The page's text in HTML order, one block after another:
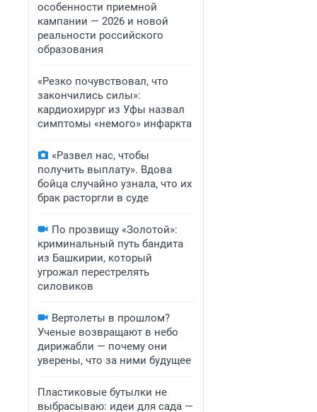
особенности приемной
кампании — 2026 и новой
реальности российского
образования
«Резко почувствовал, что
закончились силы»:
кардиохирург из Уфы назвал
симптомы «немого» инфаркта
«Развел нас, чтобы
получить выплату». Вдова
бойца случайно узнала, что их
брак расторгли в суде
По прозвищу «Золотой»:
криминальный путь бандита
из Башкирии, который
угрожал перестрелять
силовиков
Вертолеты в прошлом?
Ученые возвращают в небо
дирижабли — почему они
уверены, что за ними будущее
Пластиковые бутылки не
выбрасываю: идеи для сада —